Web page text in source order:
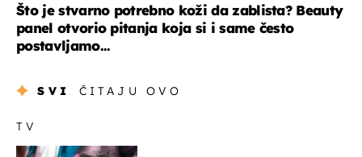
Što je stvarno potrebno koži da zablista? Beauty
panel otvorio pitanja koja si i same često
postavljamo...
SVI ČITAJU OVO
TV